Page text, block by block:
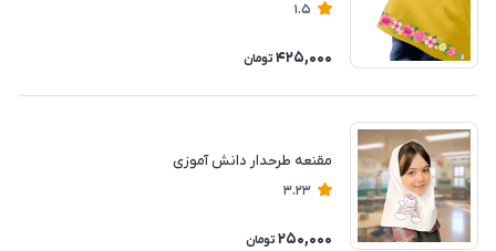
1.5
425,000 تومان
مقنعه طرحدار دانش آموزی
3.23
250,000 تومان